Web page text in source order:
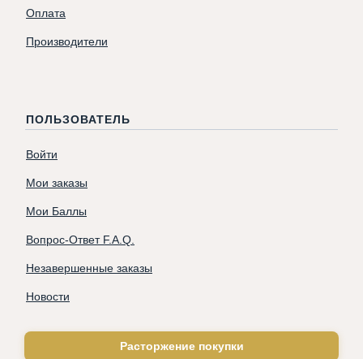
Оплата
Производители
ПОЛЬЗОВАТЕЛЬ
Войти
Мои заказы
Мои Баллы
Вопрос-Ответ F.A.Q.
Незавершенные заказы
Новости
Расторжение покупки